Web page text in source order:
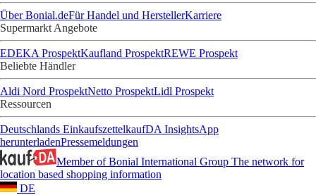
Über Bonial.deFür Handel und HerstellerKarriere
Supermarkt Angebote
EDEKA ProspektKaufland ProspektREWE Prospekt
Beliebte Händler
Aldi Nord ProspektNetto ProspektLidl Prospekt
Ressourcen
Deutschlands EinkaufszettelkaufDA InsightsApp
herunterladenPressemeldungen
Member of Bonial International Group The network for
location based shopping information
DE